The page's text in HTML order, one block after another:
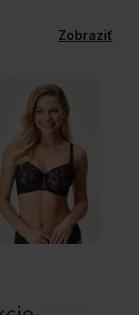
Zobraziť